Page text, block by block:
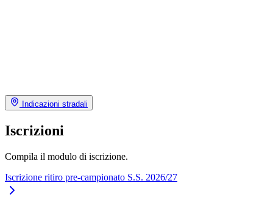
Indicazioni stradali
Iscrizioni
Compila il modulo di iscrizione.
Iscrizione ritiro pre-campionato S.S. 2026/27